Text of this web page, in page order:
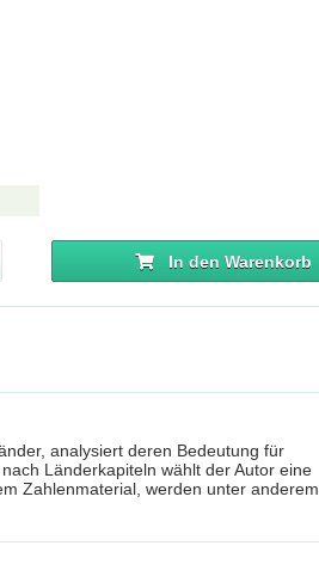
In den Warenkorb
analysiert deren Bedeutung für
Länderkapiteln wählt der Autor eine
Zahlenmaterial, werden unter anderem